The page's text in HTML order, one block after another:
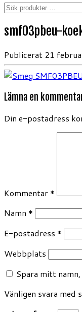
Sök
smf03pbeu-
Publicerat 21
Lämna en
Din e-postadress
Kommentar *
Namn *
E-postadress *
Webbplats
Spara mitt
Vänligen svara med